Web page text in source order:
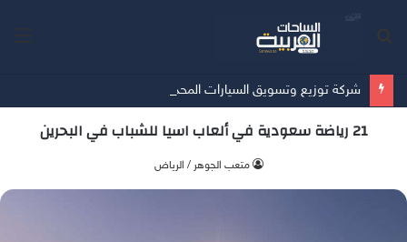
21 رياضة سعودية في ألعاب اسيا للشباب في البحرين
متعب الجوهر / الرياض